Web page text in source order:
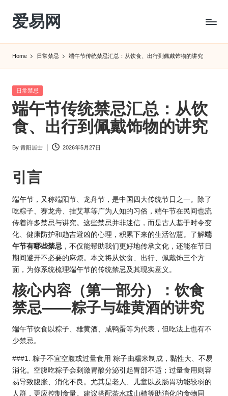
Skip
content
爱易网
转
农
历
阴
历
Home 日常禁忌 端午节传统禁忌汇总：从饮食、出行到佩戴饰物的讲究
Posted
日常禁忌
端午节传统禁忌汇总：从饮
食、出行到佩戴饰物的讲究
Posted
By 青阳居士 2026年5月27日
引言
端午节，又称端阳节、龙舟节，是中国四大传统节日之一。除了
吃粽子、赛龙舟、挂艾草等广为人知的习俗，端午节在民间也流
传着许多禁忌与讲究。这些禁忌并非迷信，而是古人基于时令变
化、健康防护和趋吉避凶的心理，积累下来的生活智慧。了解端
午节有哪些禁忌 ，不仅能帮助我们更好地传承文化，还能在节日
期间避开不必要的麻烦。本文将从饮食、出行、佩戴饰三个方
面，为你系统梳理端午节的传统禁忌及其现实意义。
核心内容（第一部分）：饮食
禁忌——粽子与雄黄酒的讲究
端午节饮食以粽子、雄黄酒、咸鸭蛋等为代表，但吃法上也有不
少禁忌。
###1. 粽子不宜空腹或过量食用 粽子由糯米制成，黏性大、不易
消化。空腹吃粽子会刺激胃酸分泌引起胃部不适；过量食用则容
易导致腹胀、消化不良。尤其是老人、儿童以及肠胃功能较弱的
人群，更应控制食量。建议搭配茶水或山楂等助消化的食物同